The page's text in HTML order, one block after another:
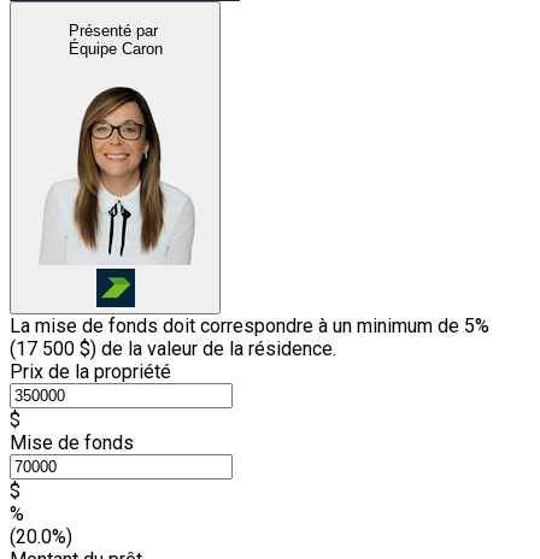
Présenté par
Équipe Caron
La mise de fonds doit correspondre à un minimum de 5%
(17 500 $) de la valeur de la résidence.
Prix de la propriété
$
Mise de fonds
$
%
(20.0%)